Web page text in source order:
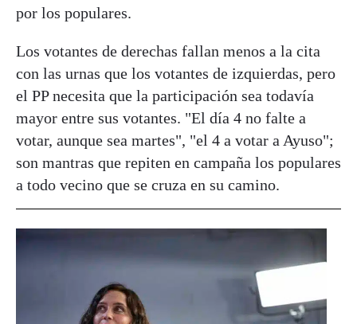
por los populares.
Los votantes de derechas fallan menos a la cita
con las urnas que los votantes de izquierdas, pero
el PP necesita que la participación sea todavía
mayor entre sus votantes. "El día 4 no falte a
votar, aunque sea martes", "el 4 a votar a Ayuso";
son mantras que repiten en campaña los populares
a todo vecino que se cruza en su camino.